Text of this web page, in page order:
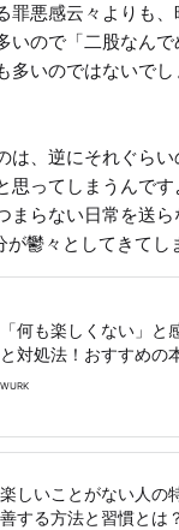
罪悪感云々よりも、
いので「二股なんで
多いのではないでし
は、逆にそれぐら
思ってしまうんです
まらない日常を送
鬱々としてきてし
「何も楽しくない」と
と対処法！おすすめの
WURK
楽しいことがない人の
善する方法と習慣とは